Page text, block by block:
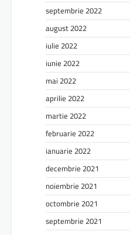
septembrie 2022
august 2022
iulie 2022
iunie 2022
mai 2022
aprilie 2022
martie 2022
februarie 2022
ianuarie 2022
decembrie 2021
noiembrie 2021
octombrie 2021
septembrie 2021